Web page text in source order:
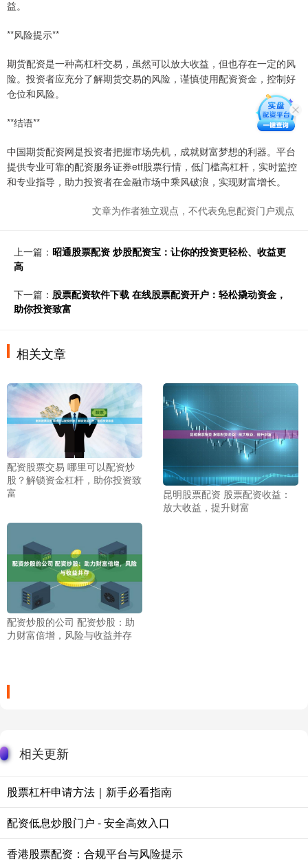
益。
**风险提示**
期货配资是一种高杠杆交易，虽然可以放大收益，但也存在一定的风
险。投资者应充分了解期货交易的风险，谨慎使用配资资金，控制好
仓位和风险。
**结语**
中国期货配资网是投资者把握市场先机，成就财富梦想的利器。平台
提供专业可靠的配资服务证券etf股票行情，低门槛高杠杆，实时监控
和专业指导，助力投资者在金融市场中乘风破浪，实现财富增长。
文章为作者独立观点，不代表免息配资门户观点
上一篇： 昭通股票配资 炒股配资宝：让你的投资更轻松、收益更
高
下一篇： 股票配资软件下载 在线股票配资开户：轻松撬动资金，
助你投资致富
相关文章
配资股票交易 哪里可以配资炒
股？解锁资金杠杆，助你投资致
富
昆明股票配资 股票配资收益：
放大收益，提升财富
配资炒股的公司 配资炒股：助
力财富倍增，风险与收益并存
相关更新
股票杠杆申请方法｜新手必看指南
配资低息炒股门户 - 安全高效入口
香港股票配资：合规平台与风险提示